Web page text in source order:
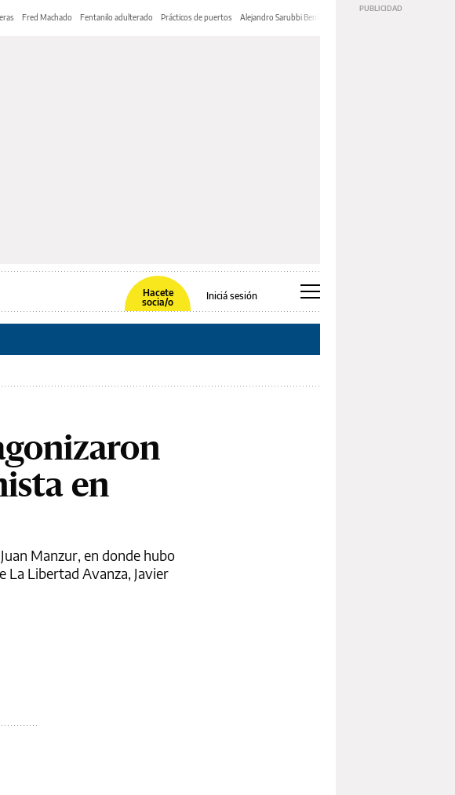
Fred Machado Fentanilo adulterado Prácticos de puertos Alejandro Sarubbi Benítez
Hacete
socia/o
Iniciá sesión
en
Manzur, en donde hubo
La Libertad Avanza, Javier